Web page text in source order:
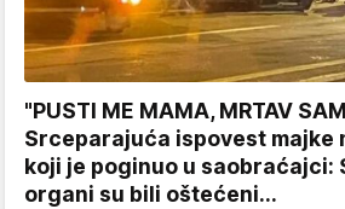
"PUSTI ME MAMA, MRTAV
Srceparajuća ispovest majke
koji je poginuo u saobraćajci:
organi su bili oštećeni...